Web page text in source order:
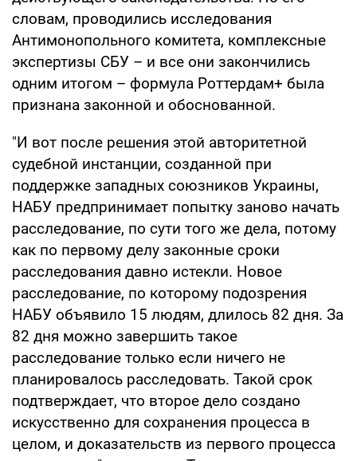
словам, проводились исследования
Антимонопольного комитета, комплексные
экспертизы СБУ – и все они закончились
одним итогом – формула Роттердам+ была
признана законной и обоснованной.
"И вот после решения этой авторитетной
судебной инстанции, созданной при
поддержке западных союзников Украины,
НАБУ предпринимает попытку заново начать
расследование, по сути того же дела, потому
как по первому делу законные сроки
расследования давно истекли. Новое
расследование, по которому подозрения
НАБУ объявило 15 людям, длилось 82 дня. За
82 дня можно завершить такое
расследование только если ничего не
планировалось расследовать. Такой срок
подтверждает, что второе дело создано
искусственно для сохранения процесса в
целом, и доказательств из первого процесса